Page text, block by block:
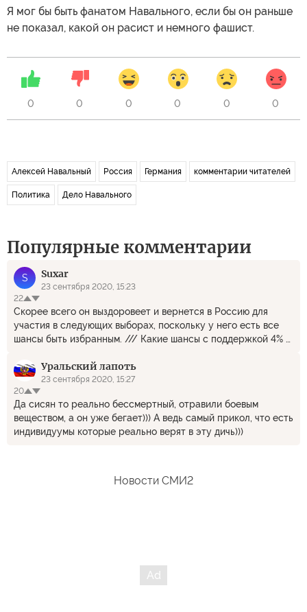
Я мог бы быть фанатом Навального, если бы он раньше
не показал, какой он расист и немного фашист.
0 0 0 0 0 0
Алексей Навальный Россия Германия комментарии читателей
Политика Дело Навального
Популярные комментарии
S Suxar
23 сентября 2020, 15:23
22
Скорее всего он выздоровеет и вернется в Россию для
участия в следующих выборах, поскольку у него есть все
шансы быть избранным. /// Какие шансы с поддержкой 4% и
участвуют. Хорошо мозги промыты.
Уральский лапоть
23 сентября 2020, 15:27
20
Да сисян то реально бессмертный, отравили боевым
веществом, а он уже бегает))) А ведь самый прикол, что есть
индивидуумы которые реально верят в эту дичь)))
Новости СМИ2